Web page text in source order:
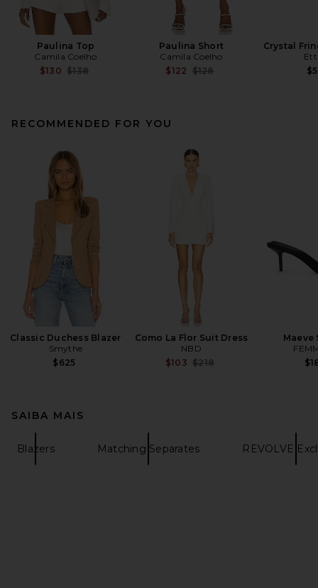
Paulina Top
Camila Coelho
$130 Previous price:
$138
Paulina Short
Camila Coelho
$122 Previous price:
$128
Crystal
RECOMMENDED FOR YOU
Classic Duchess Blazer
Smythe
$625
Como La Flor Suit Dress
NBD
$103 Previous price:
$218
Maeve
SAIBA MAIS
Blazers Matching Separates REVOLVE